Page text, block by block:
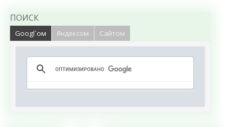
ПОИСК
Googl`ом Яндексом Сайтом